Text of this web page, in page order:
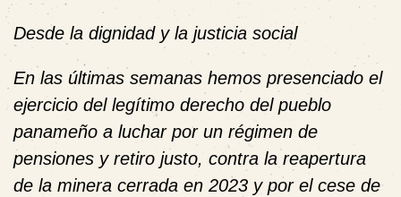
Desde la dignidad y la justicia social
En las últimas semanas hemos presenciado el
ejercicio del legítimo derecho del pueblo
panameño a luchar por un régimen de
pensiones y retiro justo, contra la reapertura
de la minera cerrada en 2023 y por el cese de